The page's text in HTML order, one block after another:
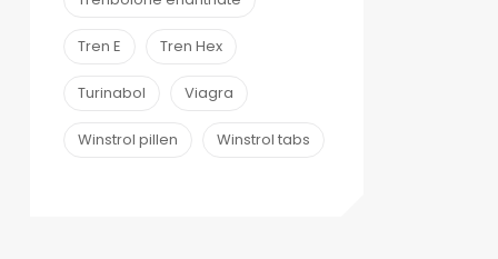
Tren E Tren Hex
Turinabol Viagra
Winstrol pillen Winstrol tabs